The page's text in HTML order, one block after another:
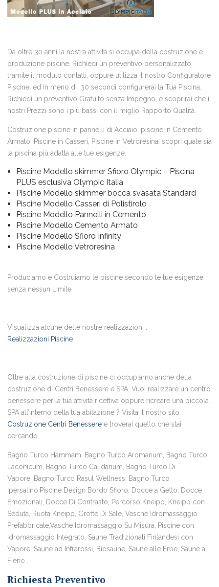
Da oltre 30 anni la nostra attività si occupa della costruzione e
produzione piscine. Richiedi un preventivo personalizzato
tramite il modulo contatti, oppure utilizza il nostro Configuratore
Piscine, ed in meno di 30 secondi configurerai la Tua Piscina.
Richiedi un preventivo Gratuito senza Impegno, e scoprirai che i
nostri Prezzi sono i più bassi con il miglio Rapporto Qualità.
Costruzione piscine in pannelli di Acciaio, piscine in Cemento
Armato, Piscine in Casseri, Piscine in Vetroresina, scopri quale sia
la piscina più adatta alle tue esigenze.
Piscine Modello skimmer Sfioro Olympic – Piscina
PLUS esclusiva Olympic Italia
Piscine Modello skimmer bocca svasata Standard
Piscine Modello Casseri di Polistirolo
Piscine Modello Pannelli in Cemento
Piscine Modello Cemento Armato
Piscine Modello Sfioro Infinity
Piscine Modello Vetroresina
Produciamo e Costruiamo le piscine secondo le tue esigenze
senza nessun Limite
Visualizza alcune delle nostre realizzazioni :
Realizzazioni Piscine
Oltre alla costruzione di piscine ci occupiamo anche della
costruzione di Centri Benessere e SPA. Vuoi realizzare un centro
benessere per la tua attività ricettiva oppure ricreare una piccola
SPA all’interno della tua abitazione ? Visita il nostro sito:
Costruzione Centri Benessere e troverai quello che stai
cercando.
Bagno Turco Hammam, Bagno Turco Aromarium, Bagno Turco
Laconicum, Bagno Turco Calidarium, Bagno Turco Di
Vapore, Bagno Turco Rasul Wellness, Bagno Turco
Ipersalino,Piscine Design Bordo Sfioro, Docce a Getto, Docce
Emozionali, Docce Di Contrasto, Percorso Kneipp, Kneipp con
Seduta, Ruota Kneipp, Grotte Di Sale, Vasche Idromassaggio
Prefabbricate,Vasche Idromassaggio Su Misura, Piscine con
Idromassaggio Integrato, Saune Tradizionali Finlandesi con
Vapore, Saune ad Infrarossi, Biosaune, Saune alle Erbe, Saune al
Fieno .
Richiesta Preventivo